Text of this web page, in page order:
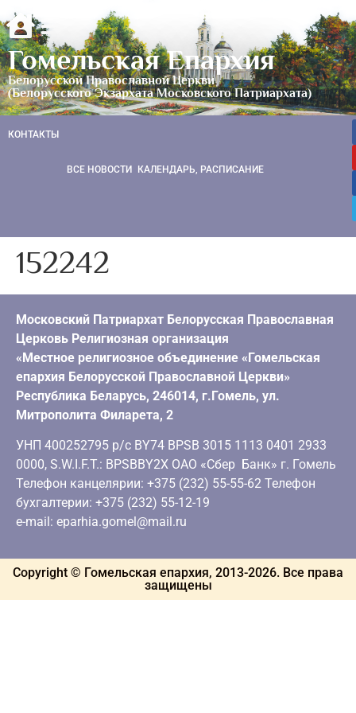
Гомельская Епархия
Белорусской Православной Церкви
(Белорусского Экзархата Московского Патриархата)
КОНТАКТЫ
ВСЕ НОВОСТИ КАЛЕНДАРЬ, РАСПИСАНИЕ
152242
Московский Патриархат Белорусская Православная
Церковь Религиозная организация
«Местное религиозное объединение «Гомельская
епархия Белорусской Православной Церкви»
Республика Беларусь, 246014, г.Гомель, ул.
Митрополита Филарета, 2
УНП 400252795 р/с BY74 BPSB 3015 1113 0401 2933
0000, S.W.I.F.T.: BPSBBY2X ОАО «Сбер Банк» г. Гомель
Телефон канцелярии: +375 (232) 55-55-62 Телефон
бухгалтерии: +375 (232) 55-12-19
e-mail: eparhia.gomel@mail.ru
Copyright © Гомельская епархия, 2013-2026. Все права
защищены